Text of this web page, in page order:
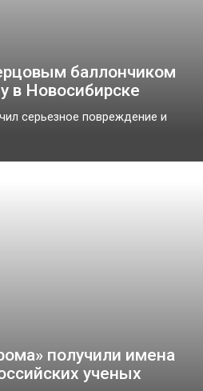
баллончиком
в Новосибирске
серьезное повреждение и
получили имена
ученых